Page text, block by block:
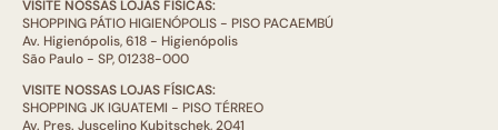
VISITE NOSSAS LOJAS FÍSICAS:
SHOPPING PÁTIO HIGIENÓPOLIS - PISO PACAEMBÚ
Av. Higienópolis, 618 - Higienópolis
São Paulo - SP, 01238-000
VISITE NOSSAS LOJAS FÍSICAS:
SHOPPING JK IGUATEMI - PISO TÉRREO
Av. Pres. Juscelino Kubitschek, 2041